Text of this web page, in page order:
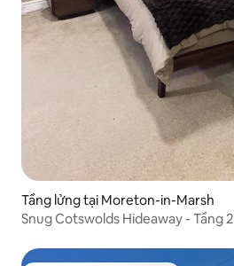
Tầng lửng tại Moreton-in-Marsh
Snug Cotswolds Hideaway - Tầng 2